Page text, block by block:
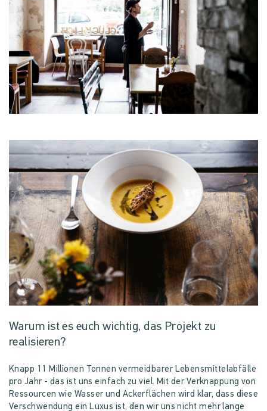
Warum ist es euch wichtig, das Projekt zu
realisieren?
Knapp 11 Millionen Tonnen vermeidbarer Lebensmittelabfälle
pro Jahr - das ist uns einfach zu viel. Mit der Verknappung von
Ressourcen wie Wasser und Ackerflächen wird klar, dass diese
Verschwendung ein Luxus ist, den wir uns nicht mehr lange